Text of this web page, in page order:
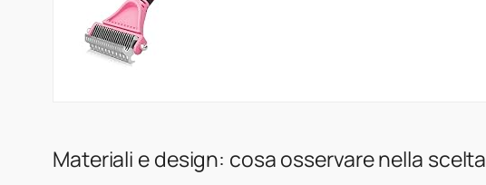
Materiali e design: cosa osservare nella scelta